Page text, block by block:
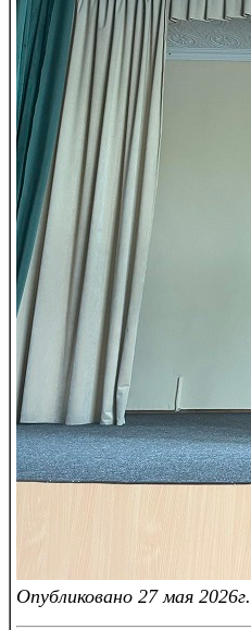
Опубликовано 27 мая 2026г.